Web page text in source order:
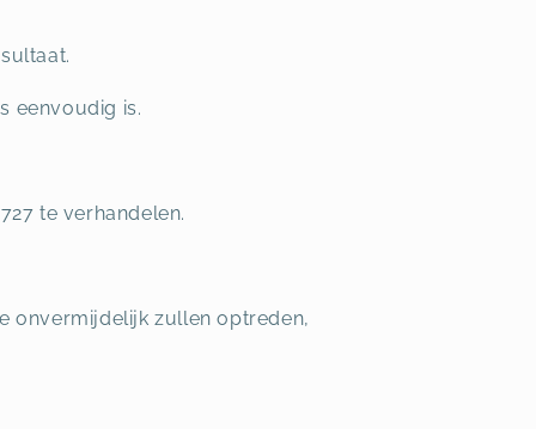
eenvoudig is.
te verhandelen.
onvermijdelijk zullen optreden,